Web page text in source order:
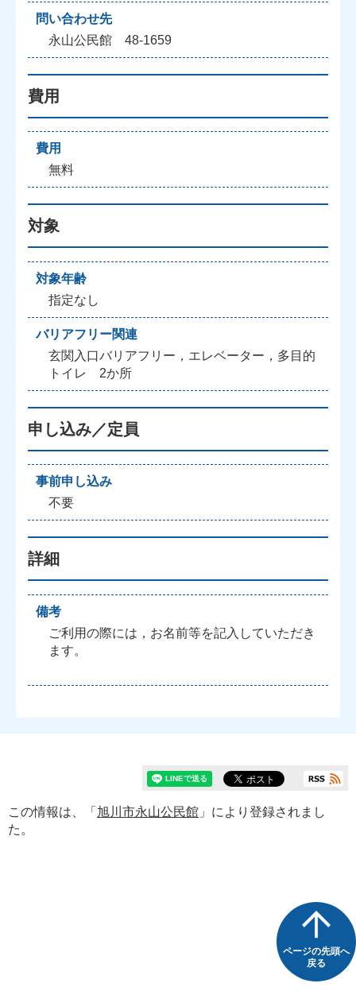
問い合わせ先
永山公民館 48-1659
費用
費用
無料
対象
対象年齢
指定なし
バリアフリー関連
玄関入口バリアフリー，エレベーター，多目的
トイレ 2か所
申し込み／定員
事前申し込み
不要
詳細
備考
ご利用の際には，お名前等を記入していただき
ます。
この情報は、「 旭川市永山公民館 」により登録されまし
た。
ページの先頭へ
戻る